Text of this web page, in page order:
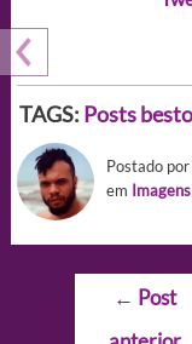
TAGS: Posts
Postado por
em Imagens
Navegação
← Post